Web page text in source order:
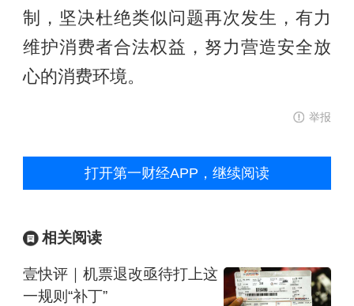
制，坚决杜绝类似问题再次发生，有力
维护消费者合法权益，努力营造安全放
心的消费环境。
举报
打开第一财经APP，继续阅读
相关阅读
壹快评｜机票退改亟待打上这
一规则“补丁”